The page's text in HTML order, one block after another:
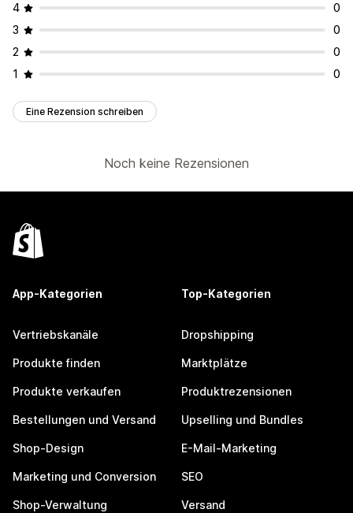
4
0
3
0
2
0
1
0
Eine Rezension schreiben
Noch keine Rezensionen
App-Kategorien
Vertriebskanäle
Produkte finden
Produkte verkaufen
Bestellungen und Versand
Shop-Design
Marketing und Conversion
Shop-Verwaltung
Top-Kategorien
Dropshipping
Marktplätze
Produktrezensionen
Upselling und Bundles
E-Mail-Marketing
SEO
Versand